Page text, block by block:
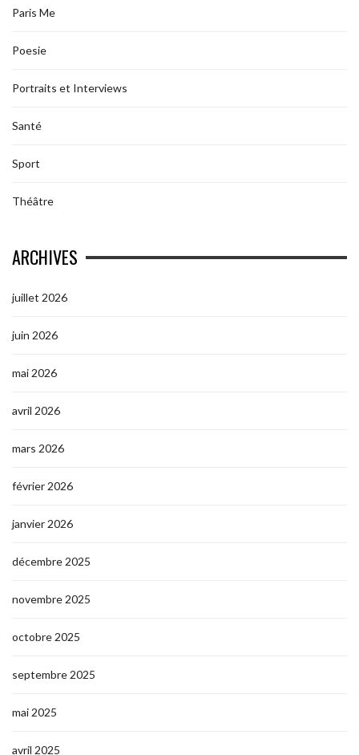
Paris Me
Poesie
Portraits et Interviews
Santé
Sport
Théâtre
ARCHIVES
juillet 2026
juin 2026
mai 2026
avril 2026
mars 2026
février 2026
janvier 2026
décembre 2025
novembre 2025
octobre 2025
septembre 2025
mai 2025
avril 2025